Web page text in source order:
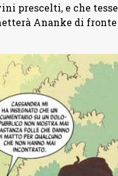
prescelti, e che tesse
Ananke di fronte